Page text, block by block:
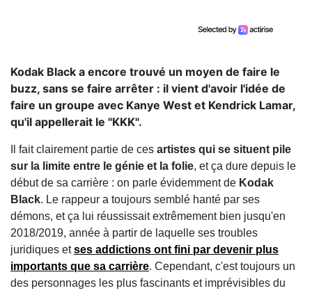
Kodak Black a encore trouvé un moyen de faire le
buzz, sans se faire arrêter : il vient d'avoir l'idée de
faire un groupe avec Kanye West et Kendrick Lamar,
qu'il appellerait le "KKK".
Il fait clairement partie de ces artistes qui se situent pile
sur la limite entre le génie et la folie, et ça dure depuis le
début de sa carrière : on parle évidemment de Kodak
Black. Le rappeur a toujours semblé hanté par ses
démons, et ça lui réussissait extrêmement bien jusqu'en
2018/2019, année à partir de laquelle ses troubles
juridiques etses addictions ont fini par devenir plus
importants que sa carrière. Cependant, c'est toujours un
des personnages les plus fascinants et imprévisibles du